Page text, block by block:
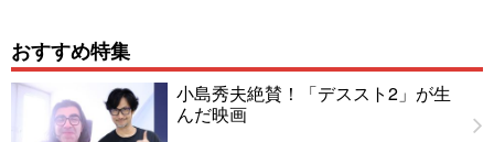
おすすめ特集
小島秀夫絶賛！「デススト2」が生
んだ映画